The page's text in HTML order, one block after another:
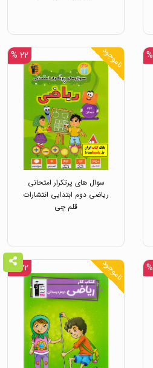
ناموجود ۲۲ %
سوال های پرتکرار امتحانی
ریاضی دوم ابتدایی انتشارات
قلم چی
ناموجود ۲۲ %